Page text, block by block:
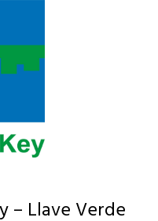
– Llave Verde